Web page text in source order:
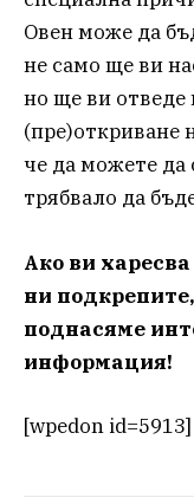
Овен може да
не само ще ви
но ще ви отведе
(пре)откриване
че да можете да
трябвало да
Ако ви
ни
поднасяме
информация!
[wpedon id=5913]